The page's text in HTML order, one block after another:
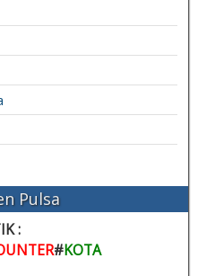
Pulsa
:
#KOTA